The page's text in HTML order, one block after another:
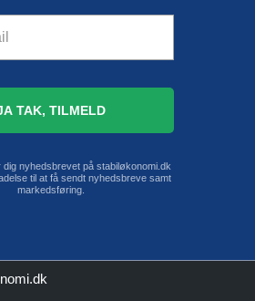
dig nyhedsbrevet på stabiløkonomi.dk
til at få sendt nyhedsbreve samt
markedsføring.